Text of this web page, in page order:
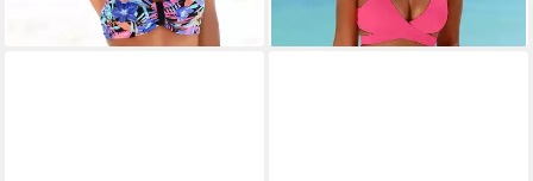
lieferbar - in 1-2 Werktagen bei dir